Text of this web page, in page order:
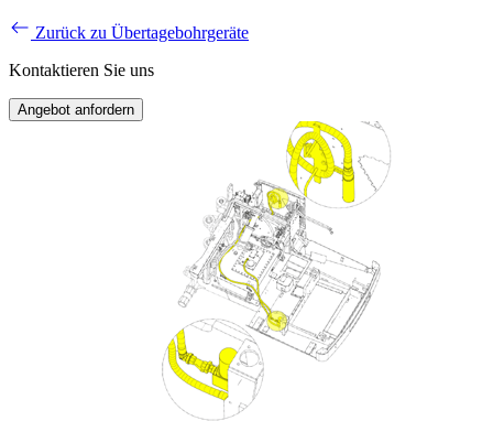
Zurück zu Übertagebohrgeräte
Kontaktieren Sie uns
Angebot anfordern